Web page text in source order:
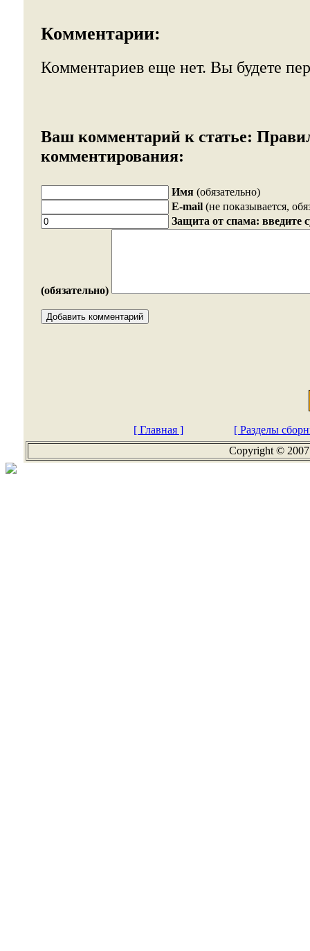
Комментарии:
Комментариев еще нет. Вы будете
Ваш комментарий к статье:
комментирования:
Имя (обязательно)
E-mail (не показывается,
Защита от спама: введите
(обязательно)
[ Главная ]
[ Разделы
Copyright ©